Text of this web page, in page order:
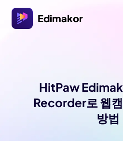
Edimakor
HitPaw
Recorder로 웹
방법